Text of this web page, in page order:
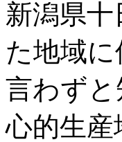
新潟県
た地域に
言わず
心的生産